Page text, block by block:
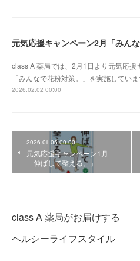
class A 薬局では、2月1日より元気応援
「みんなで花粉対策。」を実施してい
2026.02.02 00:00
2026.01.05 00:00
元気応援キャンペーン1月
「伸ばして整える。」
class A 薬局がお届けする
ヘルシーライフスタイル